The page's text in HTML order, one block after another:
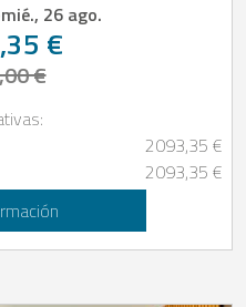
mié., 26 ago.
€
€
2093,35 €
2093,35 €